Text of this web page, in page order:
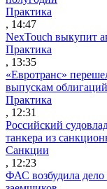
Практика
, 14:47
NexTouch выкупит
Практика
, 13:35
«Евротранс»
выпускам облигаций
Практика
, 12:31
Российский
танкера из
Санкции
, 12:23
ФАС возбудила дело